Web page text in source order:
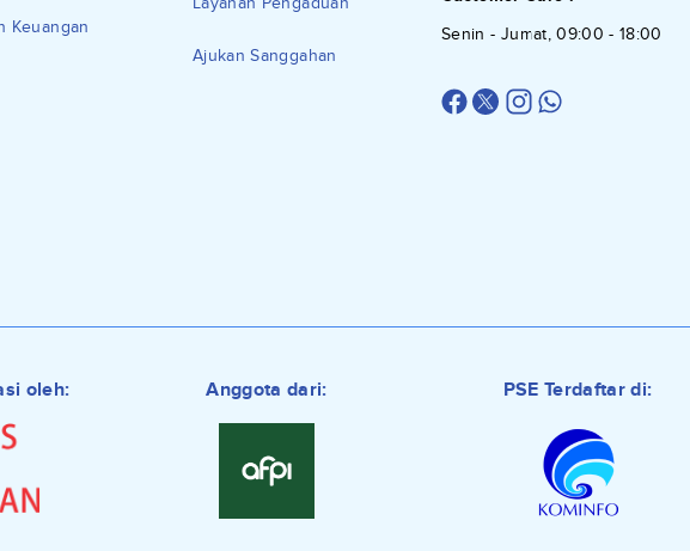
Keuangan
Ajukan Sanggahan
Senin - Jumat, 09:00 - 18:00
oleh: Anggota dari: PSE Terdaftar di: